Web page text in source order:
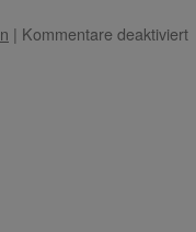
| Kommentare deaktiviertfür